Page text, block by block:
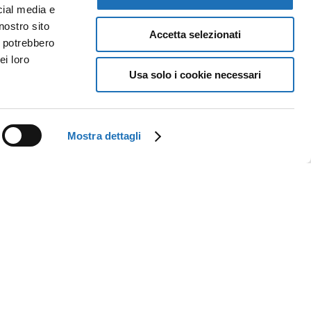
media e
sito
loro
Mostra dettagli
Accetta selezionati
Usa solo i cookie necessari